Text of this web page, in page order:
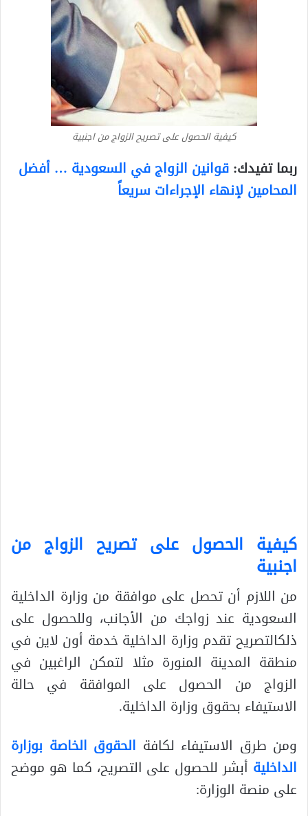
كيفية الحصول على تصريح الزواج من اجنبية
ربما تفيدك:قوانين الزواج في السعودية … أفضل
المحامين لإنهاء الإجراءات سريعاً
كيفية الحصول على تصريح الزواج من
اجنبية
من اللازم أن تحصل على موافقة من وزارة الداخلية
السعودية عند زواجك من الأجانب، وللحصول على
ذلكالتصريح تقدم وزارة الداخلية خدمة أون لاين في
منطقة المدينة المنورة مثلا لتمكن الراغبين في
الزواج من الحصول على الموافقة في حالة
الاستيفاء بحقوق وزارة الداخلية.
ومن طرق الاستيفاء لكافة الحقوق الخاصة بوزارة
الداخلية أبشر للحصول على التصريح، كما هو موضح
على منصة الوزارة: